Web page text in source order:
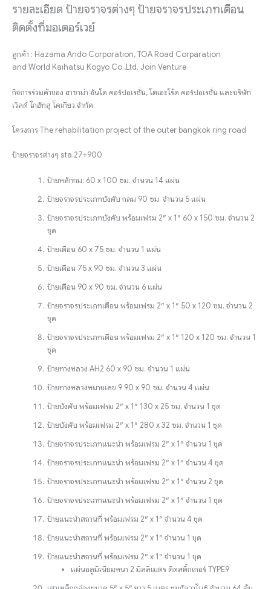
รายละเอียด ป้ายจราจรต่างๆ ป้ายจราจรประเภทเตือน
ติดตั้งที่มอเตอร์เวย์
ลูกค้า : Hazama Ando Corporation, TOA Road Corparation
and World Kaihatsu Kogyo Co.,Ltd. Join Venture
กิจการร่วมค้าของ ฮาซาม่า อันโด คอร์ปอเรชั่น, โตเอะโร้ด คอร์ปอเรชั่น และบริษัท
เวิลด์ ไกฮัทสุ โคเกียว จำกัด
โครงการ The rehabilitation project of the outer bangkok ring road
ป้ายจราจรต่างๆ sta.27+900
ป้ายหลักกม. 60 x 100 ซม. จำนวน 14 แผ่น
ป้ายจราจรประเภทบังคับ กลม 90 ซม. จำนวน 5 แผ่น
ป้ายจราจรประเภทบังคับ พร้อมเฟรม 2″ x 1″ 60 x 150 ซม. จำนวน 2
ชุด
ป้ายเตือน 60 x 75 ซม. จำนวน 1 แผ่น
ป้ายเตือน 75 x 90 ซม. จำนวน 3 แผ่น
ป้ายเตือน 90 x 90 ซม. จำนวน 6 แผ่น
ป้ายจราจรประเภทเตือน พร้อมเฟรม 2″ x 1″ 50 x 120 ซม. จำนวน 2
ชุด
ป้ายจราจรประเภทเตือน พร้อมเฟรม 2″ x 1″ 120 x 120 ซม. จำนวน 1
ชุด
ป้ายทางหลวง AH2 60 x 90 ซม. จำนวน 1 แผ่น
ป้ายทางหลวงหมายเลข 9 90 x 90 ซม. จำนวน 4 แผ่น
ป้ายบังคับ พร้อมเฟรม 2″ x 1″ 130 x 25 ซม. จำนวน 1 ชุด
ป้ายบังคับ พร้อมเฟรม 2″ x 1″ 280 x 32 ซม. จำนวน 1 ชุด
ป้ายจราจรประเภทแนะนํา พร้อมเฟรม 2″ x 1″ จำนวน 1 ชุด
ป้ายจราจรประเภทแนะนํา พร้อมเฟรม 2″ x 1″ จำนวน 4 ชุด
ป้ายจราจรประเภทแนะนํา พร้อมเฟรม 2″ x 1″ จำนวน 2 ชุด
ป้ายจราจรประเภทแนะนํา พร้อมเฟรม 2″ x 1″ จำนวน 1 ชุด
ป้ายแนะนำสถานที่ พร้อมเฟรม 2″ x 1″ จำนวน 4 ชุด
ป้ายแนะนำสถานที่ พร้อมเฟรม 2″ x 1″ จำนวน 1 ชุด
ป้ายแนะนำสถานที่ พร้อมเฟรม 2″ x 1″ จำนวน 1 ชุด
แผ่นอลูมิเนียมหนา 2 มิลลิเมตร ติดสติ๊กเกอร์ TYPE9